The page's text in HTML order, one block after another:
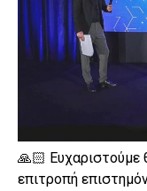
🙏🏻 Ευχαριστούμε
επιτροπή